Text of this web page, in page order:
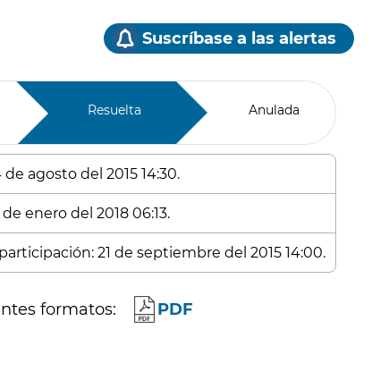
Suscríbase a las alertas
Resuelta Anulada
agosto del 2015 14:30.
enero del 2018 06:13.
21 de septiembre del 2015 14:00.
formatos: PDF